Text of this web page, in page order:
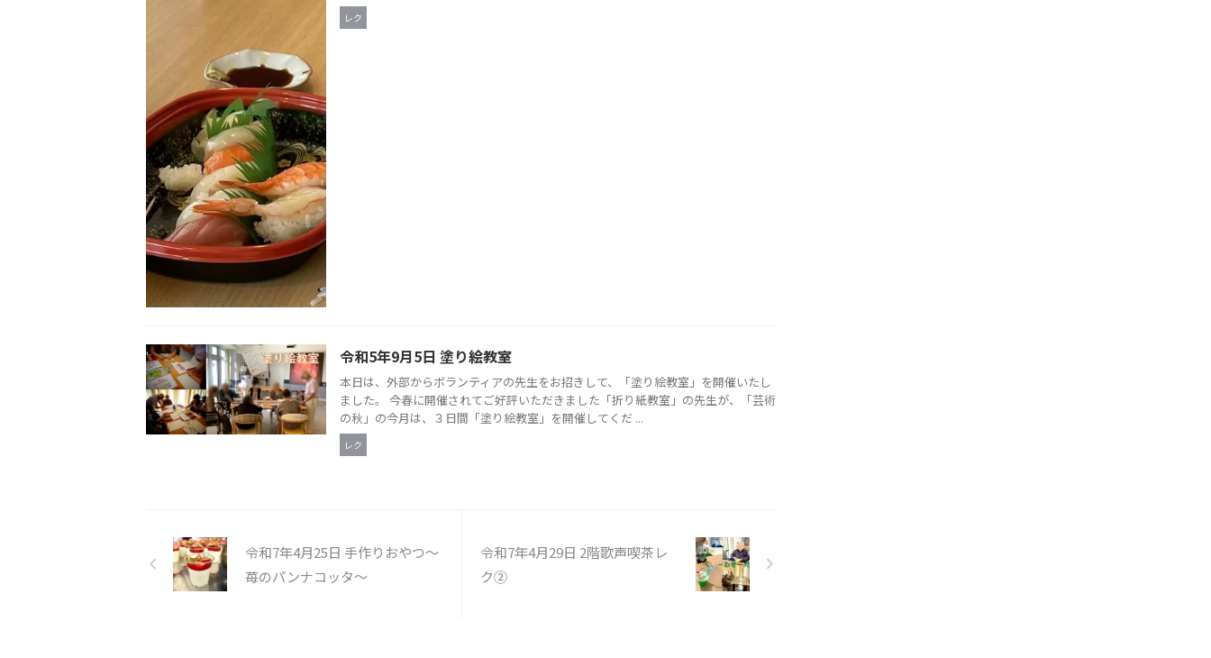
レク
令和5年9月5日 塗り絵教室
本日は、外部からボランティアの先生をお招きして、「塗り絵教室」を開催いたし
ました。 今春に開催されてご好評いただきました「折り紙教室」の先生が、「芸術
の秋」の今月は、３日間「塗り絵教室」を開催してくだ ...
レク
令和7年4月25日 手作りおやつ〜
苺のパンナコッタ〜
令和7年4月29日 2階歌声喫茶レ
ク②